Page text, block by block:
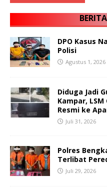
DPO Kasus
Polisi
Agustus 1, 2026
Diduga Jadi
Kampar,
Resmi ke
Juli 31, 2026
Polres
Terlibat
Juli 29, 2026